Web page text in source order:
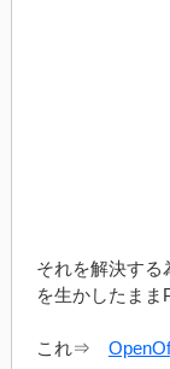
それを解決する
を生かしたまま
これ⇒